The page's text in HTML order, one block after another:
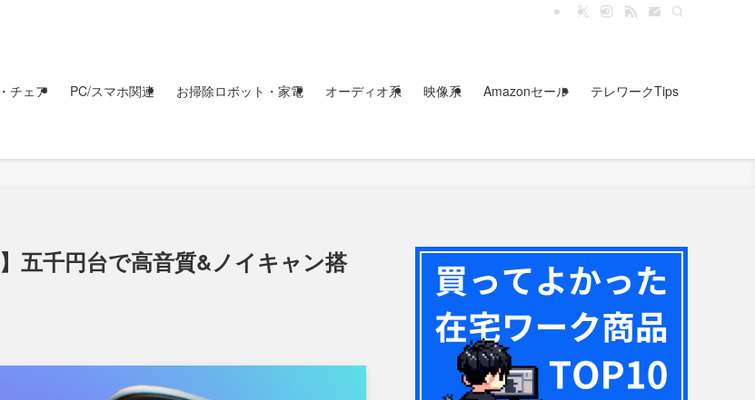
チェア PC/スマホ関連 お掃除ロボット・家電 オーディオ系 映像系 Amazonセール テレワークTips
五千円台で高音質&ノイキャン搭